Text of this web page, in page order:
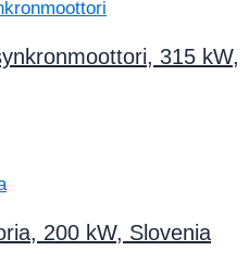
315 kW,
200 kW, Slovenia